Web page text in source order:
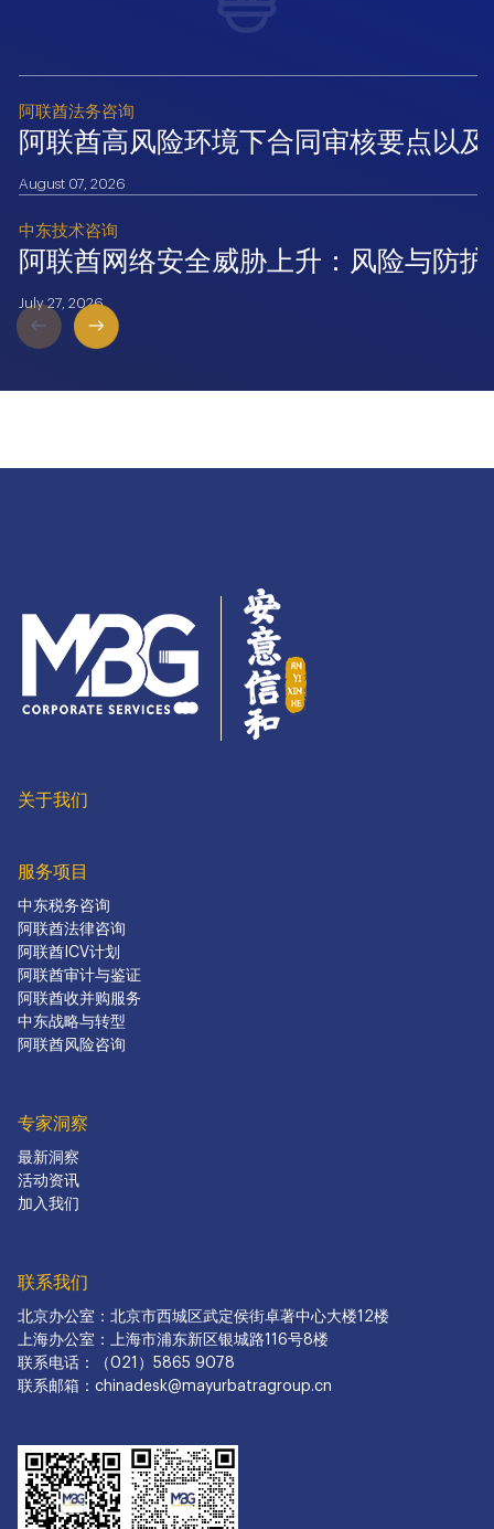
阿联酋法务咨询
阿联酋高风险环境下合同审核要点以
August 07, 2026
中东技术咨询
阿联酋网络安全威胁上升：风险与防护
July 27, 2026
关于我们
服务项目
中东税务咨询
阿联酋法律咨询
阿联酋ICV计划
阿联酋审计与鉴证
阿联酋收并购服务
中东战略与转型
阿联酋风险咨询
专家洞察
最新洞察
活动资讯
加入我们
联系我们
北京办公室：北京市西城区武定侯街卓著中心大楼12楼
上海办公室：上海市浦东新区银城路116号8楼
联系电话：（021）5865 9078
联系邮箱：chinadesk@mayurbatragroup.cn